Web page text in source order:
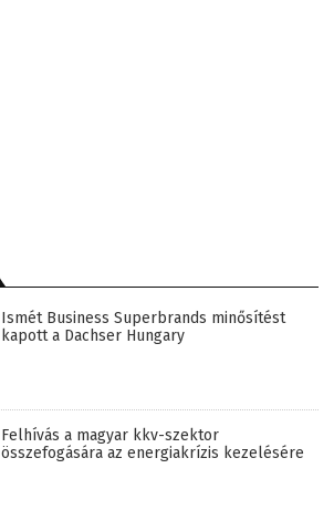
Ismét Business Superbrands minősítést
kapott a Dachser Hungary
Felhívás a magyar kkv-szektor
összefogására az energiakrízis kezelésére